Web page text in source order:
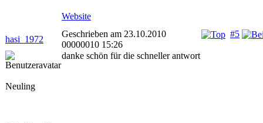
Website
hasi_1972
#5
Geschrieben am 23.10.2010
00000010 15:26
Neuling
danke schön für die schneller antwort